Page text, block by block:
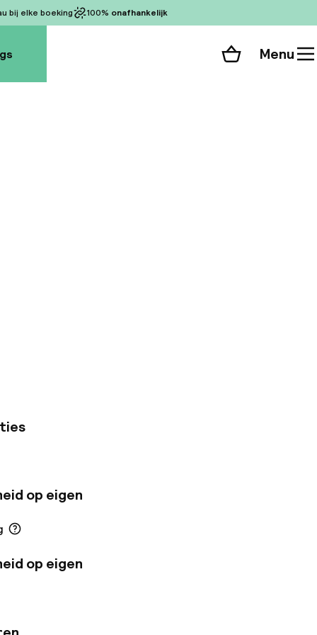
bij elke boeking 100% onafhankelijk
Winkelmand
Menu
goed
fantastische
op eigen
op eigen